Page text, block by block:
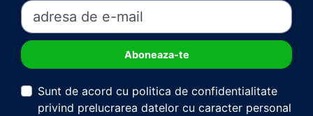
Sunt de acord cu politica de confidentialitate
privind prelucrarea datelor cu caracter personal